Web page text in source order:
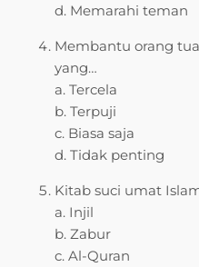
d. Memarahi teman
Membantu orang
yang…
a. Tercela
b. Terpuji
c. Biasa saja
d. Tidak penting
Kitab suci umat
a. Injil
b. Zabur
c. Al-Quran